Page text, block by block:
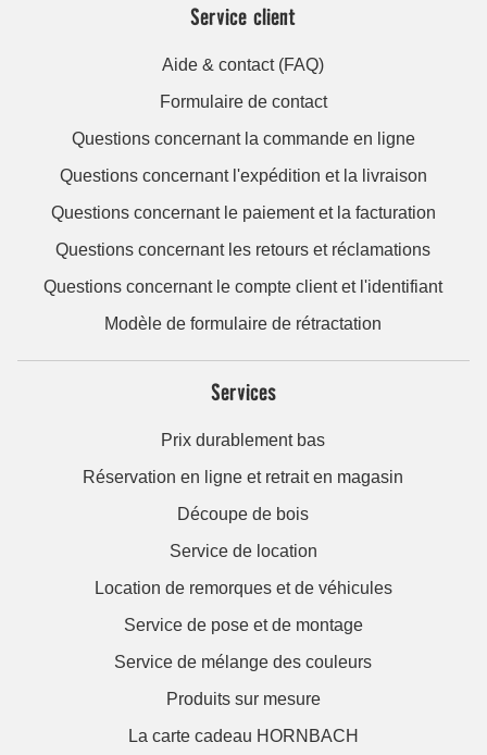
Service client
Aide & contact (FAQ)
Formulaire de contact
Questions concernant la commande en ligne
Questions concernant l'expédition et la livraison
Questions concernant le paiement et la facturation
Questions concernant les retours et réclamations
Questions concernant le compte client et l'identifiant
Modèle de formulaire de rétractation
Services
Prix durablement bas
Réservation en ligne et retrait en magasin
Découpe de bois
Service de location
Location de remorques et de véhicules
Service de pose et de montage
Service de mélange des couleurs
Produits sur mesure
La carte cadeau HORNBACH